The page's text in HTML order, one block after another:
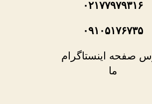
۰۲۱۷۷۹۷۹۳۱۶
۰۹۱۰۵۱۷۶۷۳۵
صفحه اینستاگرام
ما